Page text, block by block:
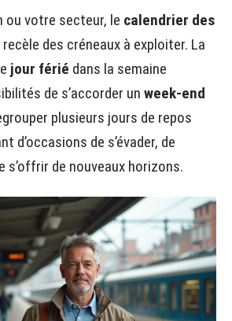
ou votre secteur, le calendrier des
recèle des créneaux à exploiter. La
jour férié dans la semaine
de s’accorder un week-end
plusieurs jours de repos
d’occasions de s’évader, de
s’offrir de nouveaux horizons.